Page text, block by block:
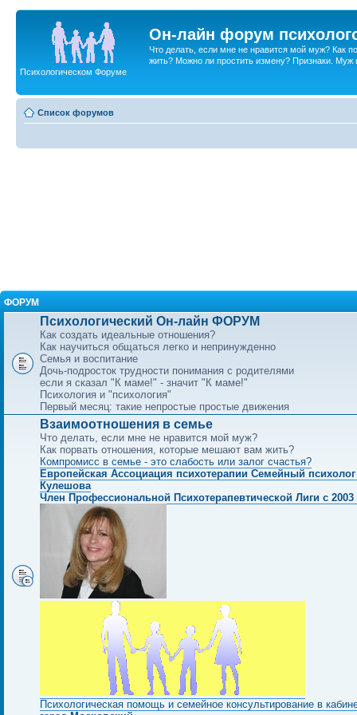
Он-лайн форум
Что делать, если мне не нравится мой муж? Как
жить? Можно ли простить измену? Признаки. Муж
Психологическом Форуме
Список форумов
ФОРУМ
Психологический Он-лайн ФОРУМ
Как создать идеальные отношения?
Как научиться общаться легко и непринужденно
Семья и воспитание
Дочь-подросток трудности понимания с родителями
если я сказал "К маме!" - значит "К маме!"
Психология и "психология"
Первый месяц: такие непростые простые движения
Взаимоотношения в семье
Что делать, если мне не нравится мой муж?
Как порвать отношения, которые мешают вам жить?
Компромисс в семье - это слабость или залог счастья?
Европейская Ассоциация психотерапии Семейный
Кулешова
Член Профессиональной Психотерапевтической Лиги с 2003
Психологическая помощь и семейное консультирование в